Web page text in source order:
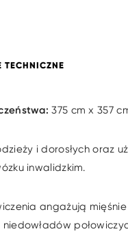
TECHNICZNE
375 cm x 357
i dorosłych oraz
inwalidzkim.
angażują
niedowładów